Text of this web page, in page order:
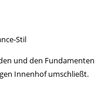
Stil
und den Fundamenten
Innenhof umschließt.